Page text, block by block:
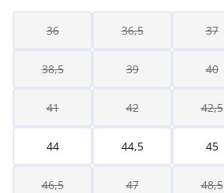
36 36,5 37
38,5 39 40
41 42 42,5
44 44,5 45
46,5 47 48,5